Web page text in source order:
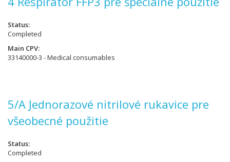
Status
Completed
Main CPV
33140000-3 - Medical consumables
5/A Jednorazové nitrilové rukavice pre
všeobecné použitie
Status
Completed